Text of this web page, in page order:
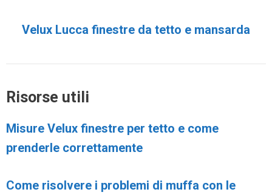
Velux Lucca finestre da tetto e mansarda
Risorse utili
Misure Velux finestre per tetto e come
prenderle correttamente
Come risolvere i problemi di muffa con le